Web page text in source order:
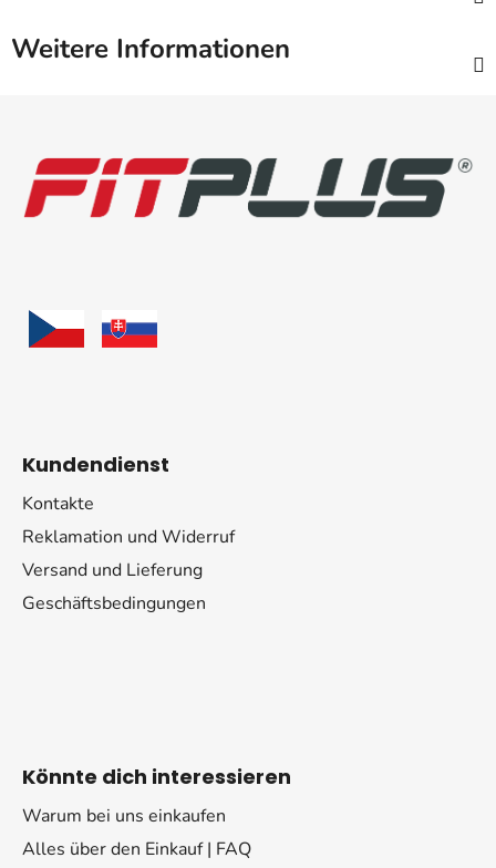
Weitere Informationen
Kundendienst
Kontakte
Reklamation und Widerruf
Versand und Lieferung
Geschäftsbedingungen
Könnte dich interessieren
Warum bei uns einkaufen
Alles über den Einkauf | FAQ